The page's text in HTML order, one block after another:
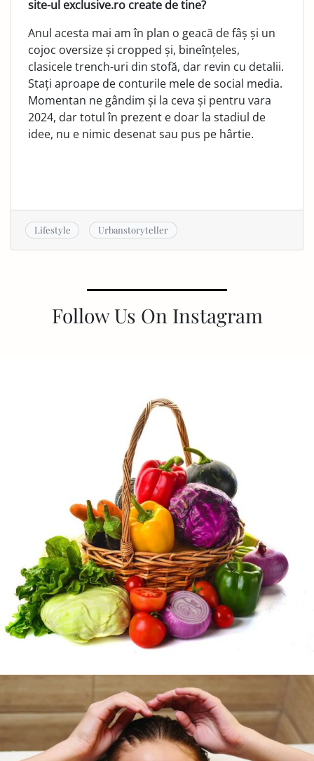
site-ul exclusive.ro create de tine?
Anul acesta mai am în plan o geacă de fâș și un
cojoc oversize și cropped și, bineînțeles,
clasicele trench-uri din stofă, dar revin cu detalii.
Stați aproape de conturile mele de social media.
Momentan ne gândim și la ceva și pentru vara
2024, dar totul în prezent e doar la stadiul de
idee, nu e nimic desenat sau pus pe hârtie.
Lifestyle Urbanstoryteller
Follow Us On Instagram